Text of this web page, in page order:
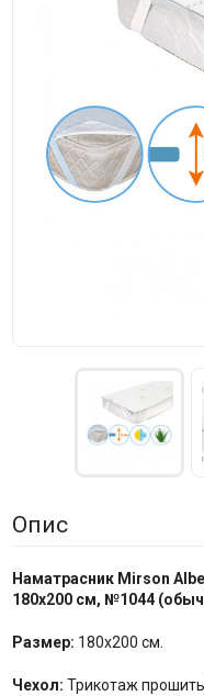
Опис
Наматрасник Mirson
180x200 см, №1044
Размер: 180x200 см.
Чехол: Трикотаж